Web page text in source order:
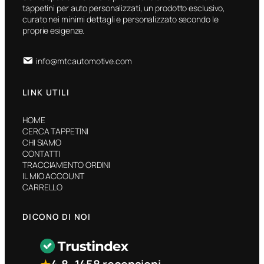
tappetini per auto personalizzati, un prodotto esclusivo,
curato nei minimi dettagli e personalizzato secondo le
proprie esigenze.
info@mtcautomotive.com
LINK UTILI
HOME
CERCA TAPPETINI
CHI SIAMO
CONTATTI
TRACCIAMENTO ORDINI
IL MIO ACCOUNT
CARRELLO
DICONO DI NOI